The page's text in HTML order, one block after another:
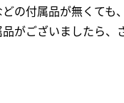
の付属品が無くても
がございましたら、